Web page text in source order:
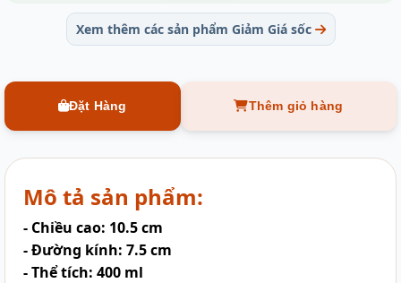
Xem thêm các sản phẩm Giảm Giá sốc
Đặt Hàng Thêm giỏ hàng
Mô tả sản phẩm:
- Chiều cao: 10.5 cm
- Đường kính: 7.5 cm
- Thể tích: 400 ml